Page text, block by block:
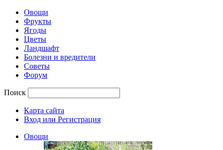
Овощи
Фрукты
Ягоды
Цветы
Ландшафт
Болезни и вредители
Советы
Форум
Поиск
Карта сайта
Вход или Регистрация
Овощи